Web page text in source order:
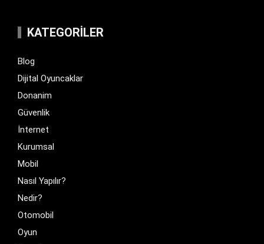
KATEGORILER
Blog
Dijital Oyuncaklar
Donanim
Güvenlik
İnternet
Kurumsal
Mobil
Nasıl Yapılır?
Nedir?
Otomobil
Oyun